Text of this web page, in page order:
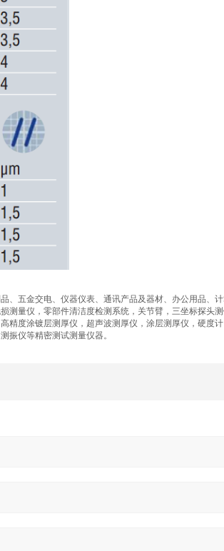
五金交电、仪器仪表、通讯产品及器材、办公用品、
量仪，零部件清洁度检测系统，关节臂，三坐标探头
度涂镀层测厚仪，超声波测厚仪，涂层测厚仪，硬度
振仪等精密测试测量仪器。